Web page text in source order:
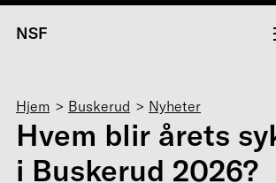
NSF
Navigasjonssti
Hjem Buskerud Nyheter
Hvem blir årets
i Buskerud 2026?